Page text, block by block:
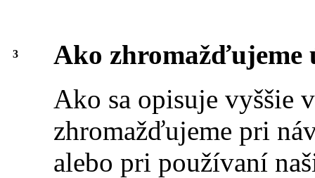
3
Ako zhromažďujeme
Ako sa opisuje vyššie
zhromažďujeme pri
alebo pri používaní